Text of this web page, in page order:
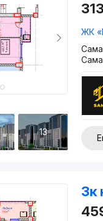
13
ЖК
3к